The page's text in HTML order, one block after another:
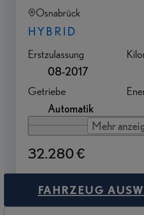
Osnabrück
HYBRID
Erstzulassung
08-2017
Getriebe
Automatik
Mehr
32.280 €
FAHRZEUG